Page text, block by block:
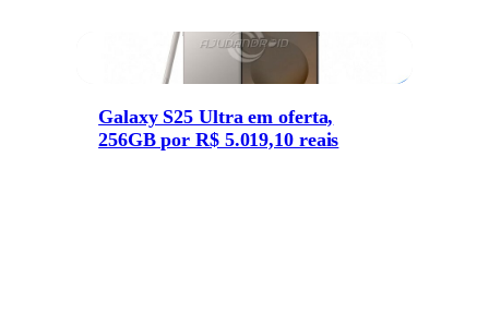
Galaxy S25 Ultra em oferta,
256GB por R$ 5.019,10 reais